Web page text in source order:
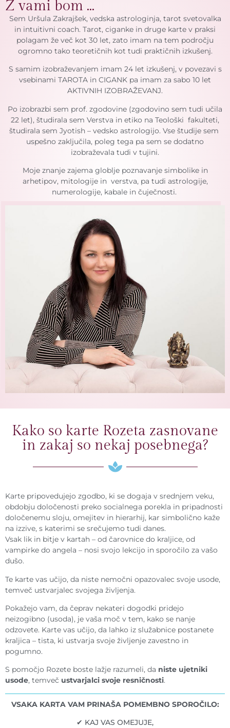
Z vami bom ...
Sem Uršula Zakrajšek, vedska astrologinja, tarot svetovalka
in intuitivni coach. Tarot, ciganke in druge karte v praksi
polagam že več kot 30 let, zato imam na tem področju
ogromno tako teoretičnih kot tudi praktičnih izkušenj.
S samim izobraževanjem imam 24 let izkušenj, v povezavi s
vsebinami TAROTA in CIGANK pa imam za sabo 10 let
AKTIVNIH IZOBRAŽEVANJ.
Po izobrazbi sem prof. zgodovine (zgodovino sem tudi učila
22 let), študirala sem Verstva in etiko na Teološki fakulteti,
študirala sem Jyotish – vedsko astrologijo. Vse študije sem
uspešno zaključila, poleg tega pa sem se dodatno
izobraževala tudi v tujini.
Moje znanje zajema globlje poznavanje simbolike in
arhetipov, mitologije in verstva, pa tudi astrologije,
numerologije, kabale in čuječnosti.
Kako so karte Rozeta zasnovane
in zakaj so nekaj posebnega?
Karte pripovedujejo zgodbo, ki se dogaja v srednjem veku,
obdobju določenosti preko socialnega porekla in pripadnosti
določenemu sloju, omejitev in hierarhij, kar simbolično kaže
na izzive, s katerimi se srečujemo tudi danes.
Vsak lik in bitje v kartah – od čarovnice do kraljice, od
vampirke do angela – nosi svojo lekcijo in sporočilo za vašo
dušo.
Te karte vas učijo, da niste nemočni opazovalec svoje usode,
temveč ustvarjalec svojega življenja.
Pokažejo vam, da čeprav nekateri dogodki pridejo
neizogibno (usoda), je vaša moč v tem, kako se nanje
odzovete. Karte vas učijo, da lahko iz služabnice postanete
kraljica – tista, ki ustvarja svoje življenje zavestno in
pogumno.
S pomočjo Rozete boste lažje razumeli, da niste ujetniki
usode, temveč ustvarjalci svoje resničnosti.
VSAKA KARTA VAM PRINAŠA POMEMBNO SPOROČILO:
✔ KAJ VAS OMEJUJE,